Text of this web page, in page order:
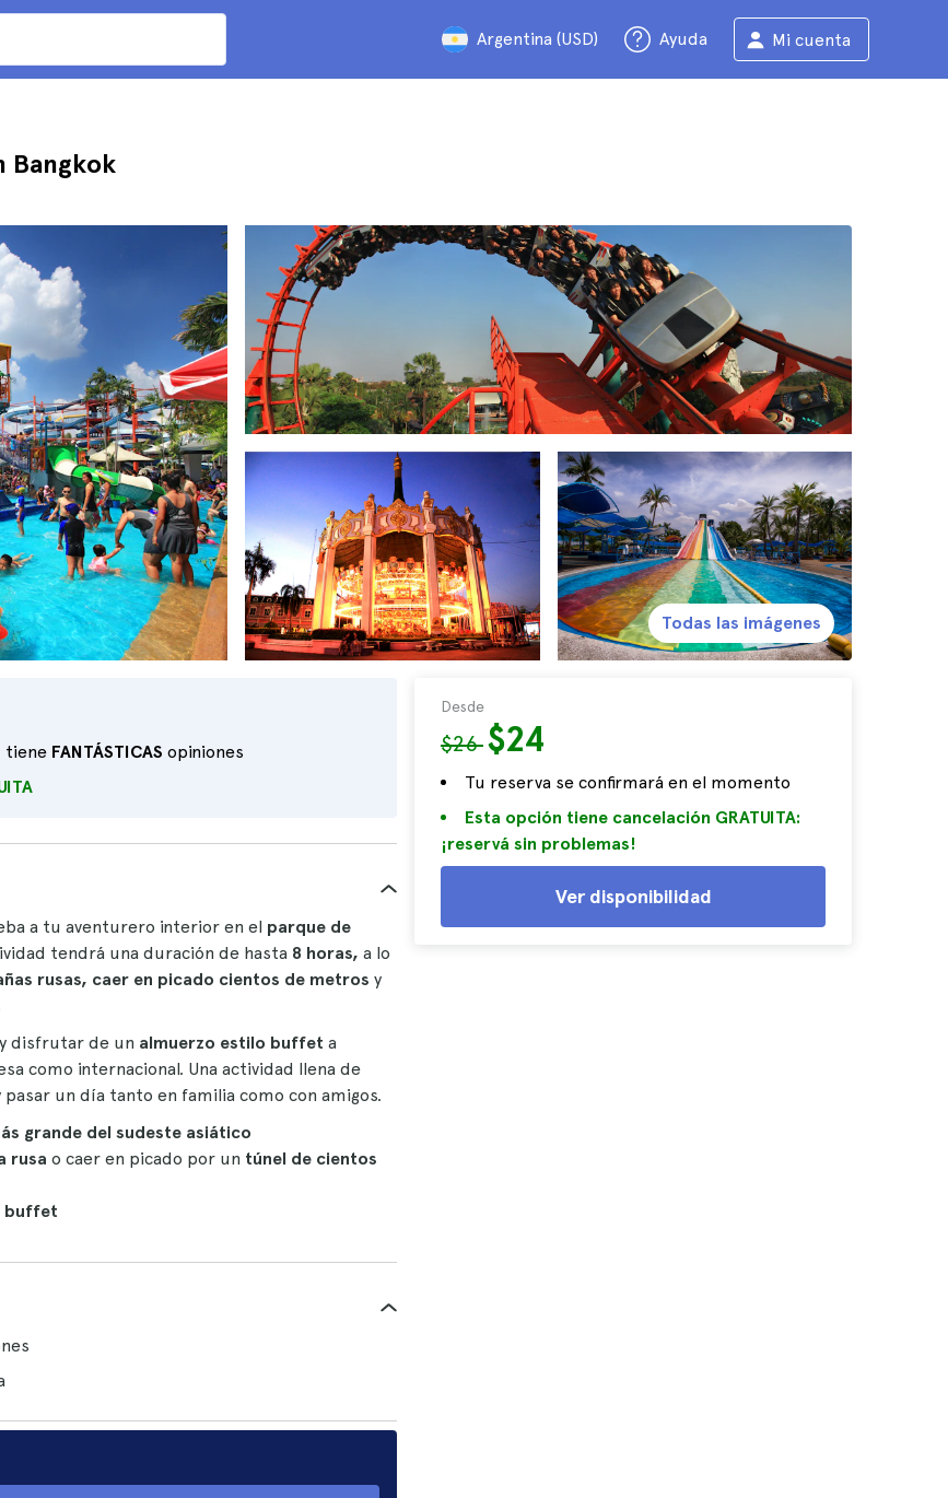
Argentina (USD) Ayuda Mi cuenta
Bangkok
tiene FANTÁSTICAS opiniones
Desde
$26$24
Tu reserva se confirmará en el momento
Esta opción tiene cancelación GRATUITA:
¡reservá sin problemas!
Ver disponibilidad
Todas las imágenes
a tu aventurero interior en el parque de
tendrá una duración de hasta 8 horas, a lo
rusas, caer en picado cientos de metros y
disfrutar de un almuerzo estilo buffet a
como internacional. Una actividad llena de
un día tanto en familia como con amigos.
grande del sudeste asiático
rusa o caer en picado por un túnel de cientos
buffet